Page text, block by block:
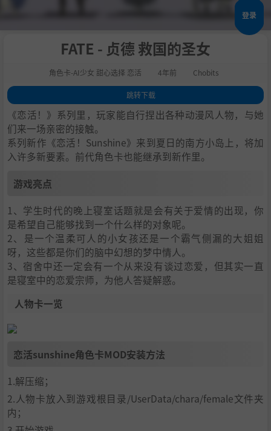
登录
FATE - 贞德 救国的圣女
角色卡-AI少女 甜心选择 恋活 4年前 Chobits
跳转下载
1.游戏亮点
2.人物卡一览
3.恋活sunshine角色卡MOD安装方法
4.下载地址
《恋活！》系列里，玩家能自行捏出各种动漫风人物，与她
们来一场亲密的接触。
系列新作《恋活！Sunshine》来到夏日的南方小岛上，将加
入许多新要素。前代角色卡也能继承到新作里。
游戏亮点
1、学生时代的晚上寝室话题就是会有关于爱情的出现，你
是希望自己能够找到一个什么样的对象呢。
2、是一个温柔可人的小女孩还是一个霸气侧漏的大姐姐
呀，这些都是你们的脑中幻想的梦中情人。
3、宿舍中还一定会有一个从来没有谈过恋爱，但其实一直
是寝室中的恋爱宗师，为他人答疑解惑。
人物卡一览
恋活sunshine角色卡MOD安装方法
1.解压缩；
2.人物卡放入到游戏根目录/UserData/chara/female文件夹
内；